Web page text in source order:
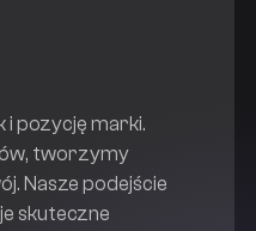
pozycję marki.
tworzymy
Nasze podejście
skuteczne